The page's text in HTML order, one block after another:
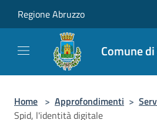
Regione Abruzzo
Comune
Home > Approfondimenti >
Spid, l'identità digitale